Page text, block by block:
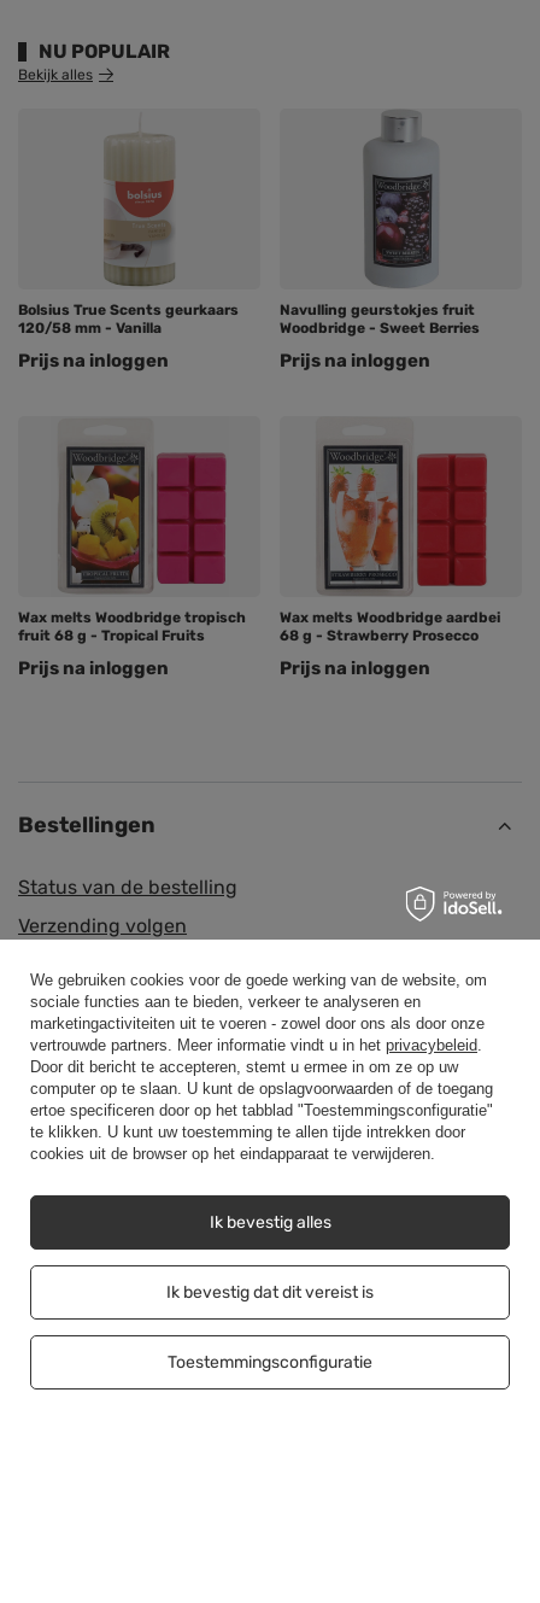
NU POPULAIR
Bekijk alles
Bolsius True Scents geurkaars
120/58 mm - Vanilla
Prijs na inloggen
Navulling geurstokjes fruit
Woodbridge - Sweet Berries
Prijs na inloggen
Wax melts Woodbridge tropisch
fruit 68 g - Tropical Fruits
Prijs na inloggen
Wax melts Woodbridge aardbei
68 g - Strawberry Prosecco
Prijs na inloggen
Bestellingen
Status van de bestelling
Verzending volgen
Ik wil een product retourneren
Ik wil de goederen ruilen
Contact
Regelgeving
Helpen
We gebruiken cookies voor de goede werking van de website, om
sociale functies aan te bieden, verkeer te analyseren en
marketingactiviteiten uit te voeren - zowel door ons als door onze
vertrouwde partners. Meer informatie vindt u in het privacybeleid.
Door dit bericht te accepteren, stemt u ermee in om ze op uw
computer op te slaan. U kunt de opslagvoorwaarden of de toegang
ertoe specificeren door op het tabblad "Toestemmingsconfiguratie"
te klikken. U kunt uw toestemming te allen tijde intrekken door
cookies uit de browser op het eindapparaat te verwijderen.
Ik bevestig dat dit vereist is
Toestemmingsconfiguratie
Ik bevestig alles